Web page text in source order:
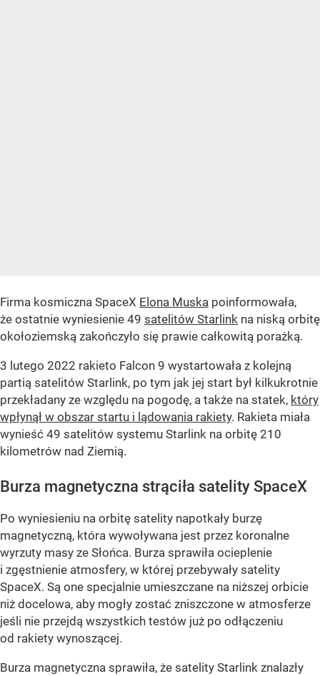
Firma kosmiczna SpaceX Elona Muska poinformowała,
że ostatnie wyniesienie 49 satelitów Starlink na niską orbitę
okołoziemską zakończyło się prawie całkowitą porażką.
3 lutego 2022 rakieto Falcon 9 wystartowała z kolejną
partią satelitów Starlink, po tym jak jej start był kilkukrotnie
przekładany ze względu na pogodę, a także na statek, który
wpłynął w obszar startu i lądowania rakiety. Rakieta miała
wynieść 49 satelitów systemu Starlink na orbitę 210
kilometrów nad Ziemią.
Burza magnetyczna strąciła satelity SpaceX
Po wyniesieniu na orbitę satelity napotkały burzę
magnetyczną, która wywoływana jest przez koronalne
wyrzuty masy ze Słońca. Burza sprawiła ocieplenie
i zgęstnienie atmosfery, w której przebywały satelity
SpaceX. Są one specjalnie umieszczane na niższej orbicie
niż docelowa, aby mogły zostać zniszczone w atmosferze
jeśli nie przejdą wszystkich testów już po odłączeniu
od rakiety wynoszącej.
Burza magnetyczna sprawiła, że satelity Starlink znalazły